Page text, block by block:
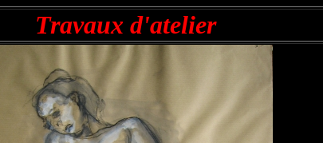
Travaux d'atelier